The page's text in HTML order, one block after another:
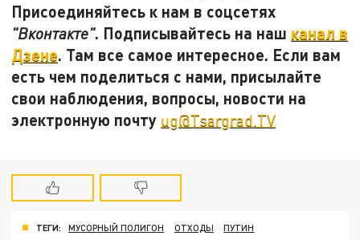
Присоединяйтесь к нам в соцсетях
"Вконтакте". Подписывайтесь на наш канал в
Дзене. Там все самое интересное. Если вам
есть чем поделиться с нами, присылайте
свои наблюдения, вопросы, новости на
электронную почту ug@Tsargrad.TV
ТЕГИ: МУСОРНЫЙ ПОЛИГОН ОТХОДЫ ПУТИН